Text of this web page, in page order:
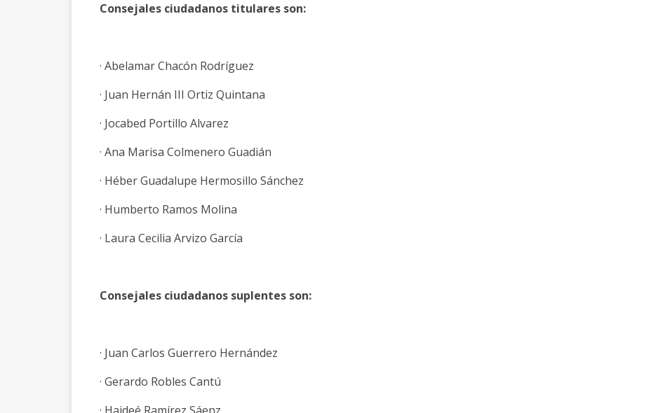
Consejales ciudadanos titulares son:
· Abelamar Chacón Rodríguez
· Juan Hernán III Ortiz Quintana
· Jocabed Portillo Alvarez
· Ana Marisa Colmenero Guadián
· Héber Guadalupe Hermosillo Sánchez
· Humberto Ramos Molina
· Laura Cecilia Arvizo García
Consejales ciudadanos suplentes son:
· Juan Carlos Guerrero Hernández
· Gerardo Robles Cantú